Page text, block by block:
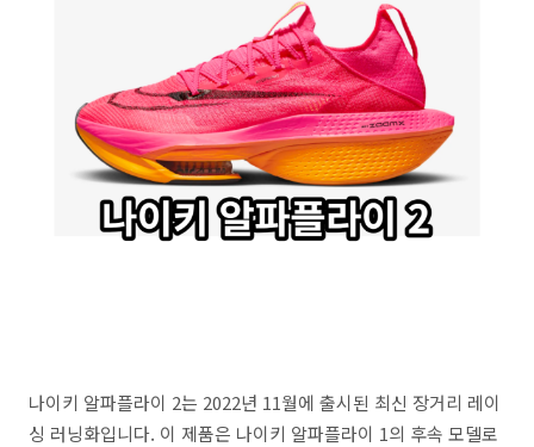
나이키 알파플라이 2는 2022년 11월에 출시된 최신 장거리 레이
싱 러닝화입니다. 이 제품은 나이키 알파플라이 1의 후속 모델로